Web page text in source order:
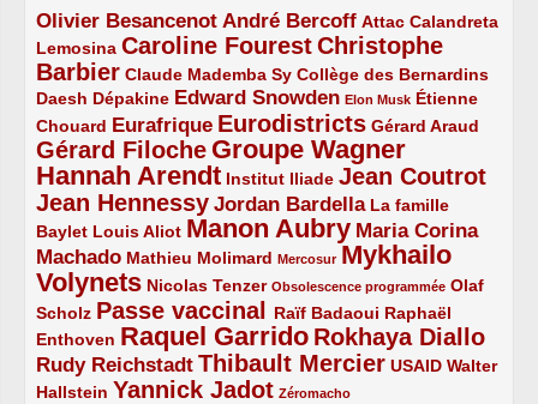
Olivier Besancenot
3/5 André Bercoff
3/5 Attac
2/5
Calandreta
Lemosina
2/5 Caroline Fourest
4/5
Christophe
Barbier
4/5 Claude Mademba Sy
2/5 Collège des Bernardins
2/5
Daesh
2/5 Dépakine
2/5 Edward Snowden
3/5 Elon Musk
1/5
Étienne
Chouard
2/5 Eurafrique
3/5 Eurodistricts
4/5 Gérard Araud
2/5
Gérard Filoche
4/5 Groupe Wagner
5/5
Hannah Arendt
5/5 Institut Iliade
2/5 Jean Coutrot
4/5
Jean Hennessy
4/5 Jordan Bardella
3/5
La famille
Baylet
2/5 Louis Aliot
2/5 Manon Aubry
5/5
Maria Corina
Machado
3/5 Mathieu Molimard
2/5 Mercosur
1/5
Mykhailo
Volynets
5/5 Nicolas Tenzer
2/5 Obsolescence programmée
1/5
Olaf
Scholz
2/5 Passe vaccinal
4/5 Raïf Badaoui
2/5
Raphaël
Enthoven
2/5 Raquel Garrido
5/5 Rokhaya Diallo
4/5
Rudy Reichstadt
3/5 Thibault Mercier
4/5 USAID
2/5
Walter
Hallstein
2/5 Yannick Jadot
4/5 Zéromacho
1/5